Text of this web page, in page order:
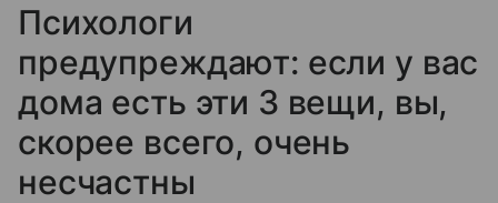
Психологи
предупреждают: если у вас
дома есть эти 3 вещи, вы,
скорее всего, очень
несчастны